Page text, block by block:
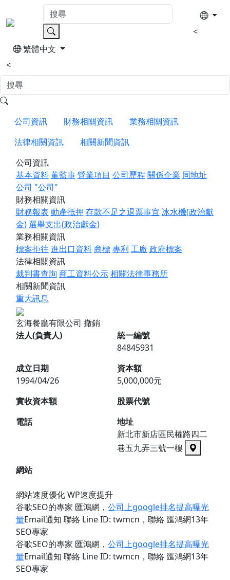
<
繁體中文
<
公司資訊 財務相關資訊
業務相關資訊
法律相關資訊
相關新聞資訊
公司資訊
基本資料董監事營業項目 公司歷程 關係企業 同地址
公司 "公司"
財務相關資訊
財務報表 動產抵押 存款不足之退票事宜 冰水機(政治獻
金)選舉支出(政治獻金)
業務相關資訊
標案拒往 進出口資料商標專利 工廠 政府標案
法律相關資訊
裁判書查詢 商工資料公示相關法律事務所
相關新聞資訊
重大訊息
玄海餐廳有限公司 撤銷
法人(負責人)
統一編號
84845931
成立日期
1994/04/26
資本額
5,000,000元
實收資本額
股票代號
電話
地址
新北市新店區民權路四二
巷五九弄三號一樓
網站
網站速度優化 WP速度提升
谷歌SEO的專家 匯鴻網 ， 公司上google排名提高曝光
量Email通知 聯絡 Line ID: twmcn ，聯絡 匯鴻網13年
SEO專家
谷歌SEO的專家 匯鴻網 ， 公司上google排名提高曝光
量Email通知 聯絡 Line ID: twmcn ，聯絡 匯鴻網13年
SEO專家